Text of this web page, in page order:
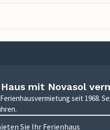
mit Novasol
seit 1968.
Sie Ihr Ferienhaus